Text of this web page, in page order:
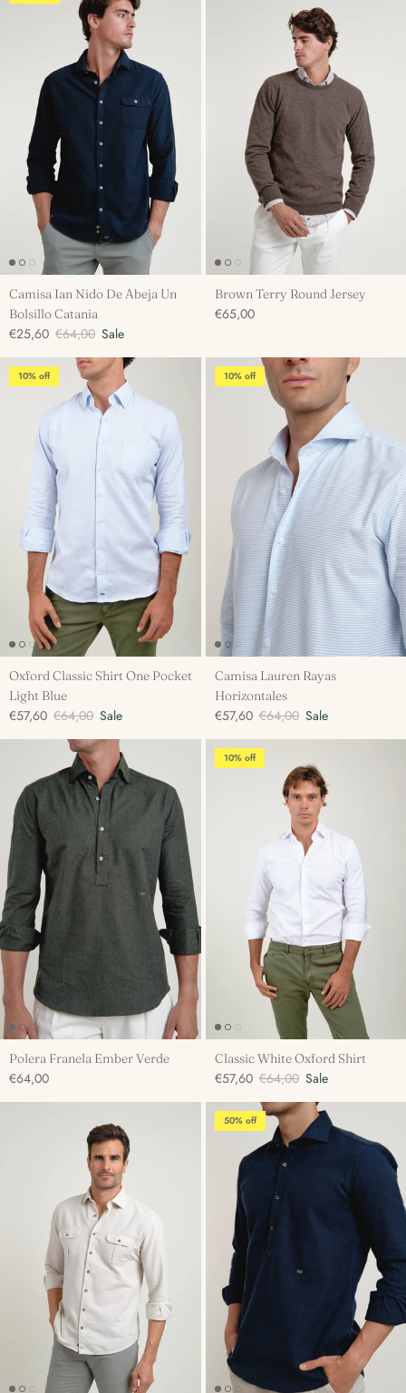
Camisa Ian Nido De Abeja Un
Bolsillo Catania
€25,60 €64,00 Sale
Brown Terry Round Jersey
€65,00
10% off
Oxford Classic Shirt One Pocket
Light Blue
€57,60 €64,00 Sale
10% off
Camisa Lauren Rayas
Horizontales
€57,60 €64,00 Sale
Polera Franela Ember Verde
€64,00
10% off
Classic White Oxford Shirt
€57,60 €64,00 Sale
50% off